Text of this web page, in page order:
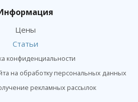
Цены
Статьи
конфиденциальности
на обработку персональных данных
рекламных рассылок